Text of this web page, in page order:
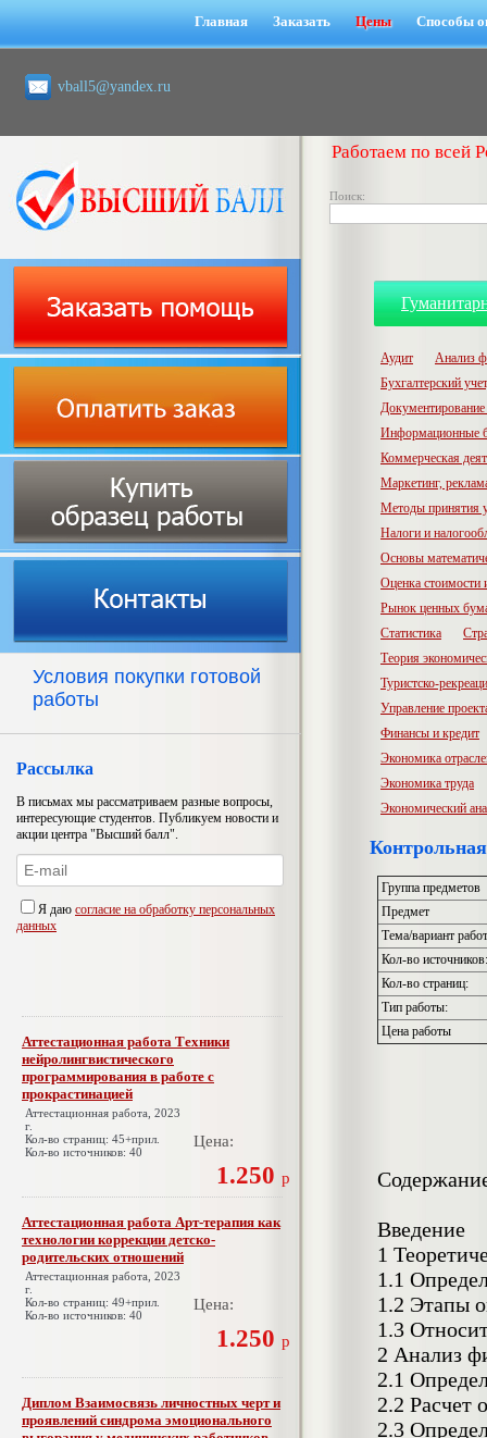
Главная Заказать Цены Способы
vball5@yandex.ru
Работаем по всей
Поиск:
Условия покупки готовой
работы
Рассылка
В письмах мы рассматриваем разные вопросы,
интересующие студентов. Публикуем новости и
акции центра "Высший балл".
Я даю согласие на обработку персональных
данных
Аттестационная работа Техники
нейролингвистического
программирования в работе с
прокрастинацией
Аттестационная работа, 2023
г.
Кол-во страниц: 45+прил.
Кол-во источников: 40
Цена:
1.250 р
Аттестационная работа Арт-терапия как
технологии коррекции детско-
родительских отношений
Аттестационная работа, 2023
г.
Кол-во страниц: 49+прил.
Кол-во источников: 40
Цена:
1.250 р
Диплом Взаимосвязь личностных черт и
проявлений синдрома эмоционального
Аудит
Анализ
Бухгалтерский
Документирование
Информационные
Коммерческая
Маркетинг,
Методы принятия
Налоги и
Основы
Оценка стоимости
Рынок ценных
Статистика
Теория
Туристско-
Управление
Финансы и кредит
Экономика
Экономика труда
Экономический
Группа предметов
Предмет
Тема/вариант
Кол-во источников:
Кол-во страниц:
Тип работы:
Цена работы
Введение
1
1.1
1.2 Этапы
1.3
2 Анализ
2.1
2.2 Расчет
2.3